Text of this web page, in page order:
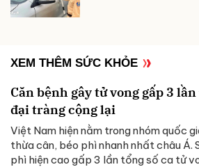
XEM THÊM SỨC KHỎE
Căn bệnh gây tử vong gấp 3
đại tràng cộng lại
Việt Nam hiện nằm trong nhóm quốc
thừa cân, béo phì nhanh nhất châu Á.
phì hiện cao gấp 3 lần tổng số ca tử